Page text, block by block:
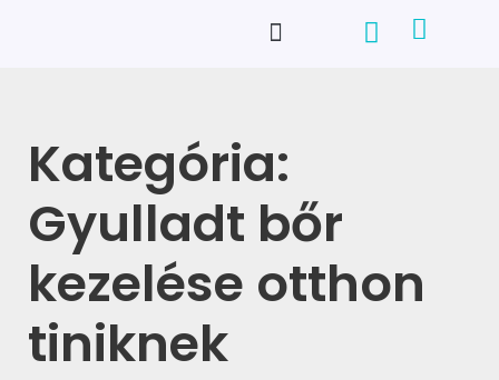
Kategória:
Gyulladt bőr
kezelése otthon
tiniknek